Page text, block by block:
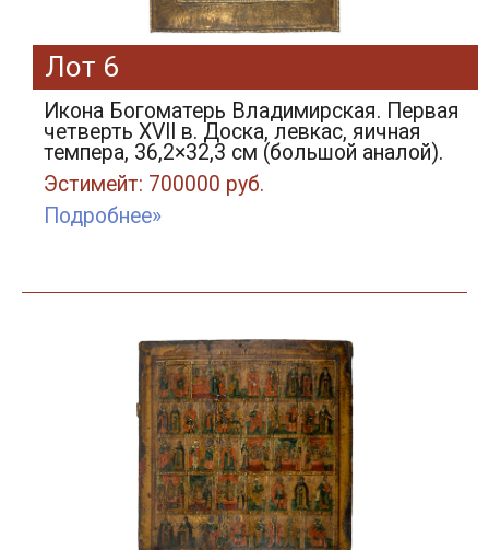
Лот 6
Икона Богоматерь Владимирская. Первая
четверть XVII в. Доска, левкас, яичная
темпера, 36,2×32,3 см (большой аналой).
Эстимейт: 700000 руб.
Подробнее»